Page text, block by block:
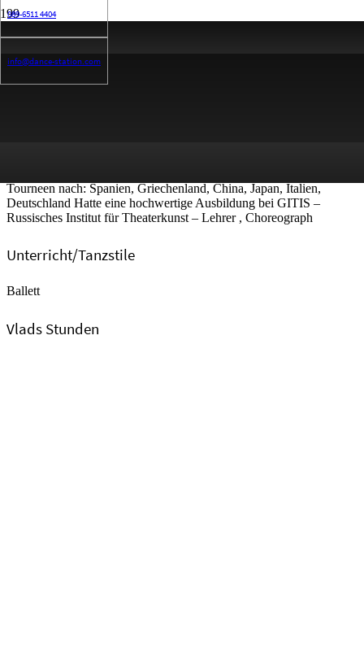
089-6511 4404
info@dance-station.com
Biographie
machte er seinen Abschluss an der Bolschoi-Akademie in Moskau.
Tourneen nach: Spanien, Griechenland, China, Japan, Italien,
Deutschland Hatte eine hochwertige Ausbildung bei GITIS –
Russisches Institut für Theaterkunst – Lehrer , Choreograph
Unterricht/Tanzstile
Ballett
Vlads Stunden